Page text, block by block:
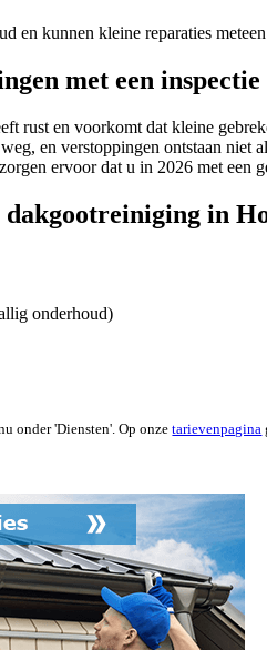
en kunnen kleine reparaties
met een inspectie
rust en voorkomt dat kleine
en verstoppingen ontstaan niet
ervoor dat u in 2026 met een
dakgootreiniging in
onderhoud)
onder 'Diensten'. Op onzetarievenpagina